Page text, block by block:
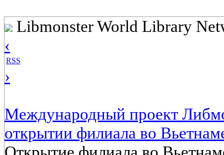
Libmonster World Library
‹
RSS
›
Международный проект
открытии филиала во